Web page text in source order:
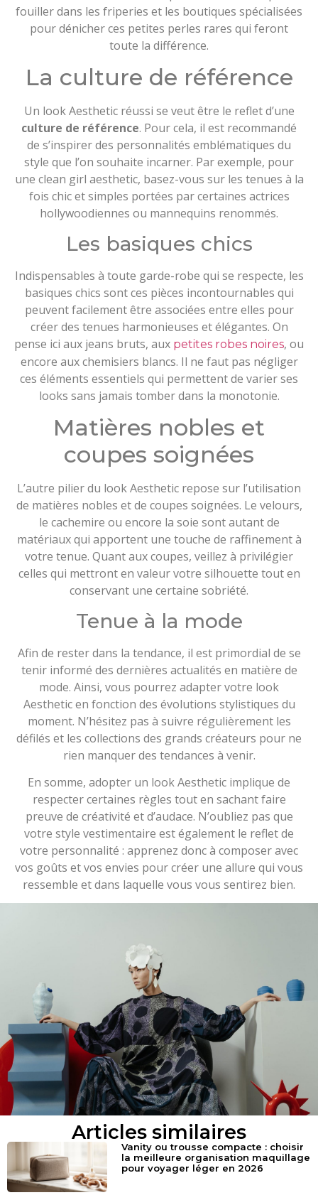
fouiller dans les friperies et les boutiques spécialisées
pour dénicher ces petites perles rares qui feront
toute la différence.
La culture de référence
Un look Aesthetic réussi se veut être le reflet d’une
culture de référence. Pour cela, il est recommandé
de s’inspirer des personnalités emblématiques du
style que l’on souhaite incarner. Par exemple, pour
une clean girl aesthetic, basez-vous sur les tenues à la
fois chic et simples portées par certaines actrices
hollywoodiennes ou mannequins renommés.
Les basiques chics
Indispensables à toute garde-robe qui se respecte, les
basiques chics sont ces pièces incontournables qui
peuvent facilement être associées entre elles pour
créer des tenues harmonieuses et élégantes. On
pense ici aux jeans bruts, aux petites robes noires, ou
encore aux chemisiers blancs. Il ne faut pas négliger
ces éléments essentiels qui permettent de varier ses
looks sans jamais tomber dans la monotonie.
Matières nobles et
coupes soignées
L’autre pilier du look Aesthetic repose sur l’utilisation
de matières nobles et de coupes soignées. Le velours,
le cachemire ou encore la soie sont autant de
matériaux qui apportent une touche de raffinement à
votre tenue. Quant aux coupes, veillez à privilégier
celles qui mettront en valeur votre silhouette tout en
conservant une certaine sobriété.
Tenue à la mode
Afin de rester dans la tendance, il est primordial de se
tenir informé des dernières actualités en matière de
mode. Ainsi, vous pourrez adapter votre look
Aesthetic en fonction des évolutions stylistiques du
moment. N’hésitez pas à suivre régulièrement les
défilés et les collections des grands créateurs pour ne
rien manquer des tendances à venir.
En somme, adopter un look Aesthetic implique de
respecter certaines règles tout en sachant faire
preuve de créativité et d’audace. N’oubliez pas que
votre style vestimentaire est également le reflet de
votre personnalité : apprenez donc à composer avec
vos goûts et vos envies pour créer une allure qui vous
ressemble et dans laquelle vous vous sentirez bien.
Articles similaires
Vanity ou trousse compacte : choisir
la meilleure organisation maquillage
pour voyager léger en 2026